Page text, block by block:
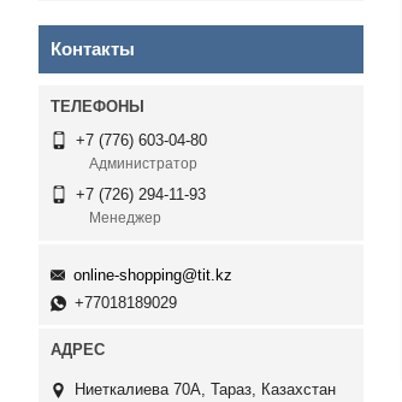
Контакты
+7 (776) 603-04-80
Администратор
+7 (726) 294-11-93
Менеджер
online-shopping@tit.kz
+77018189029
Ниеткалиева 70А, Тараз, Казахстан